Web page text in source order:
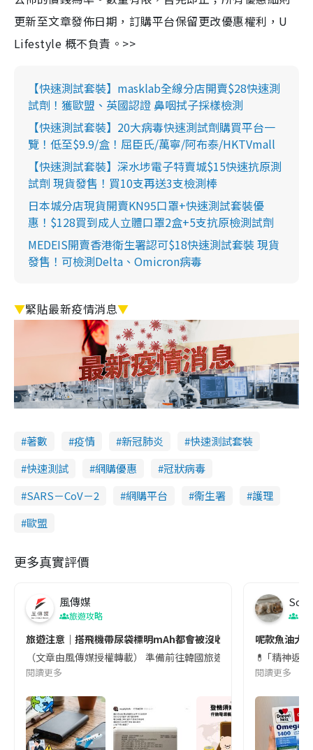
更新至文章發佈日期，訂購平台保留更改優惠權利，U
Lifestyle 概不負責。>>
【快速測試套裝】masklab全線分店開賣$28快速測
試劑！獲歐盟、英國認證 鼻咽拭子採樣檢測
【快速測試套裝】20大病毒快速測試劑購買平台一
覽！低至$9.9/盒！屈臣氏/萬寧/阿布泰/HKTVmall
【快速測試套裝】深水埗電子特賣城$15快速抗原測
試劑 現貨發售！買10支再送3支檢測棒
日本城分店現貨開賣KN95口罩+快速測試套裝優
惠！$128買到成人立體口罩2盒+5支抗原檢測試劑
MEDEIS開賣香港衛生署認可$18快速測試套裝 現貨
發售！可檢測Delta、Omicron病毒
▼緊貼最新疫情消息▼
著數 疫情 新冠肺炎
快速測試套裝
快速測試
網購優惠
冠狀病毒
SARS－CoV－2
網購平台 衞生署
護理
歐盟
更多真實評價
風傳媒
旅遊攻略
旅遊注意｜搭飛機帶尿袋標明mAh都會被沒收😱出發前切記檢查
（文章由風傳媒授權轉載） 準備前往韓國旅遊的民眾，近期要
閱讀更多
Soul
呢款魚油大
💊 ｢精神返
閱讀更多